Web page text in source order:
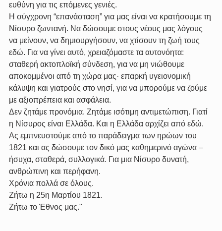
ευθύνη για τις επόμενες γενιές.
Η σύγχρονη “επανάσταση” για μας είναι να κρατήσουμε τη
Νίσυρο ζωντανή. Να δώσουμε στους νέους μας λόγους
να μείνουν, να δημιουργήσουν, να χτίσουν τη ζωή τους
εδώ. Για να γίνει αυτό, χρειαζόμαστε τα αυτονόητα:
σταθερή ακτοπλοϊκή σύνδεση, για να μη νιώθουμε
αποκομμένοι από τη χώρα μας· επαρκή υγειονομική
κάλυψη και γιατρούς στο νησί, για να μπορούμε να ζούμε
με αξιοπρέπεια και ασφάλεια.
Δεν ζητάμε προνόμια. Ζητάμε ισότιμη αντιμετώπιση. Γιατί
η Νίσυρος είναι Ελλάδα. Και η Ελλάδα αρχίζει από εδώ.
Ας εμπνευστούμε από το παράδειγμα των ηρώων του
1821 και ας δώσουμε τον δικό μας καθημερινό αγώνα –
ήσυχα, σταθερά, συλλογικά. Για μια Νίσυρο δυνατή,
ανθρώπινη και περήφανη.
Χρόνια πολλά σε όλους.
Ζήτω η 25η Μαρτίου 1821.
Ζήτω το Έθνος μας."